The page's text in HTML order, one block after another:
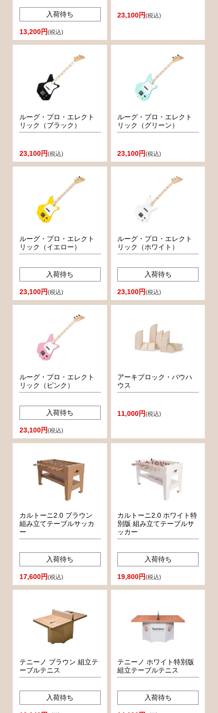
入荷待ち
13,200円(税込)
23,100円(税込)
ルーグ・プロ・エレクト
リック（ブラック）
23,100円(税込)
ルーグ・プロ・エレクト
リック（グリーン）
23,100円(税込)
ルーグ・プロ・エレクト
リック（イエロー）
入荷待ち
23,100円(税込)
ルーグ・プロ・エレクト
リック（ホワイト）
入荷待ち
23,100円(税込)
ルーグ・プロ・エレクト
リック（ピンク）
入荷待ち
23,100円(税込)
アーキブロック・バウハ
ウス
11,000円(税込)
カルトーニ2.0 ブラウン
組み立てテーブルサッカ
ー
入荷待ち
17,600円(税込)
カルトーニ2.0 ホワイト特
別版 組み立てテーブルサ
ッカー
入荷待ち
19,800円(税込)
テニーノ ブラウン 組立テ
ーブルテニス
入荷待ち
テニーノ ホワイト特別版
組立テーブルテニス
入荷待ち